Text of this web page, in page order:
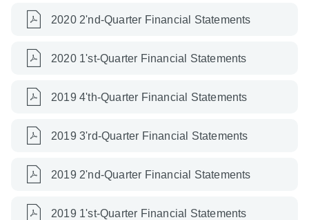
2020 2'nd-Quarter Financial Statements
2020 1'st-Quarter Financial Statements
2019 4'th-Quarter Financial Statements
2019 3'rd-Quarter Financial Statements
2019 2'nd-Quarter Financial Statements
2019 1'st-Quarter Financial Statements